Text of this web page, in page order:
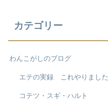
カテゴリー
わんこがしのブログ
エテの実録 これやりました
コテツ・スギ・ハルト